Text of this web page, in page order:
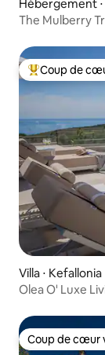
Hébergement ⋅
The Mulberry
Coups de cœur
Coup de
Villa ⋅ Kefallonia
Olea O' Luxe
Coup de cœur
Coup de cœur